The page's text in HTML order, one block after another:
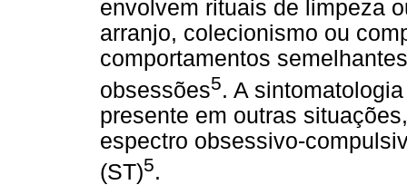
envolvem rituais de limpeza
arranjo, colecionismo ou
comportamentos
obsessões5. A
presente em outras
espectro obsessivo-
(ST)5.